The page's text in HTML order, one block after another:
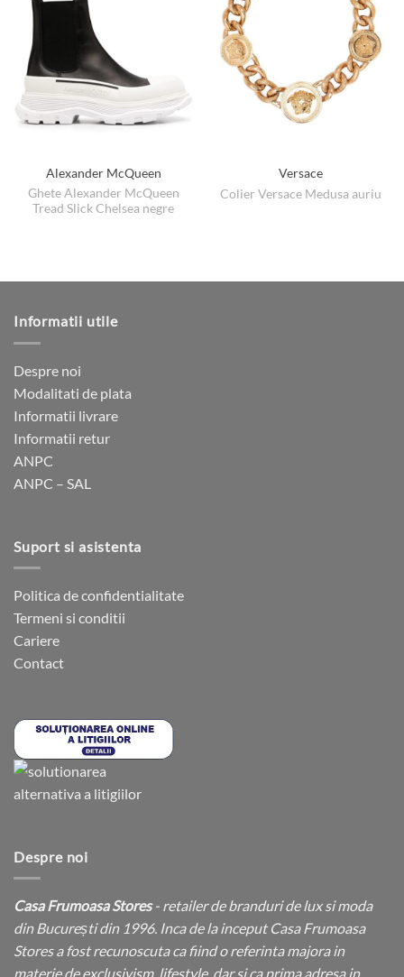
Alexander McQueen
Ghete Alexander McQueen
Tread Slick Chelsea negre
Versace
Colier Versace Medusa auriu
Informatii utile
Despre noi
Modalitati de plata
Informatii livrare
Informatii retur
ANPC
ANPC – SAL
Suport si asistenta
Politica de confidentialitate
Termeni si conditii
Cariere
Contact
Despre noi
Casa Frumoasa Stores- retailer de branduri de lux si moda
din București din 1996. Inca de la inceput Casa Frumoasa
Stores a fost recunoscuta ca fiind o referinta majora in
materie de exclusivism, lifestyle, dar si ca prima adresa in